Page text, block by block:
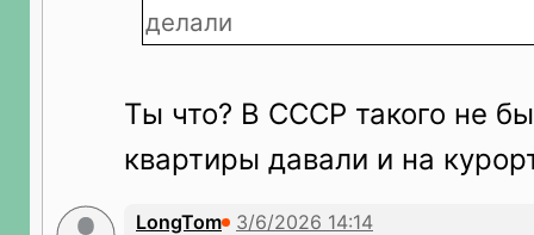
делали
Ты что? В СССР такого не
квартиры давали и на
LongTom